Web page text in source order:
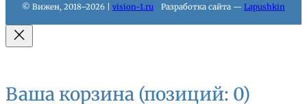
© Вижен, 2018–2026 | vision-1.ru Разработка сайта — Lapushkin
Ваша корзина (позиций: 0)